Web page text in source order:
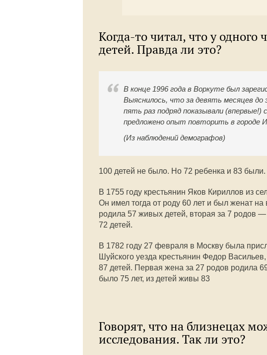
Когда-то читал, что у одного
детей. Правда ли это?
В конце 1996 года в Воркуте был
Выяснилось, что за девять месяцев
пять раз подряд показывали
предложено опыт повторить в городе
(Из наблюдений демографов)
100 детей не было. Но 72 ребенка и 83 были.
В 1755 году крестьянин Яков Кириллов из
Он имел тогда от роду 60 лет и был женат
родила 57 живых детей, вторая за 7 родов
72 детей.
В 1782 году 27 февраля в Москву была
Шуйского уезда крестьянин Федор
87 детей. Первая жена за 27 родов родила
было 75 лет, из детей живы 83
Говорят, что на близнецах
исследования. Так ли это?